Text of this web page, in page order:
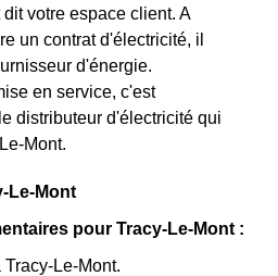
votre espace client. A
un contrat d'électricité, il
d'énergie.
en service, c'est
distributeur d'électricité qui
Mont.
Le-Mont
pour Tracy-Le-Mont :
Le-Mont.